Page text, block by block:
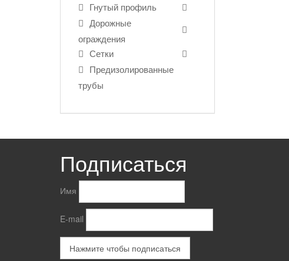
Гнутый профиль
Дорожные
ограждения
Сетки
Предизолированные
трубы
Подписаться
Имя
E-mail